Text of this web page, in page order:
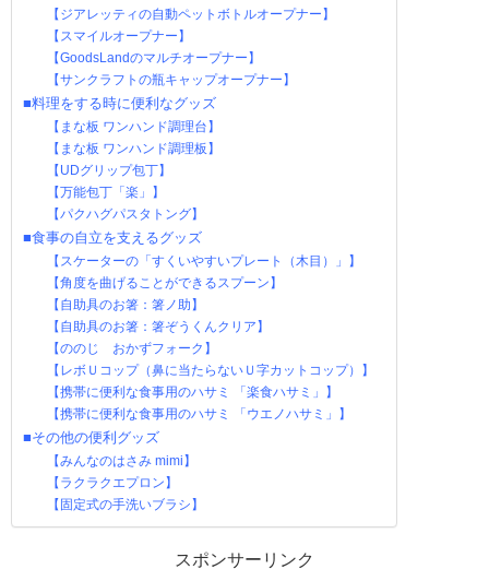
【ジアレッティの自動ペットボトルオープナー】
【スマイルオープナー】
【GoodsLandのマルチオープナー】
【サンクラフトの瓶キャップオープナー】
■料理をする時に便利なグッズ
【まな板 ワンハンド調理台】
【まな板 ワンハンド調理板】
【UDグリップ包丁】
【万能包丁「楽」】
【パクハグパスタトング】
■食事の自立を支えるグッズ
【スケーターの「すくいやすいプレート（木目）」】
【角度を曲げることができるスプーン】
【自助具のお箸：箸ノ助】
【自助具のお箸：箸ぞうくんクリア】
【ののじ おかずフォーク】
【レボＵコップ（鼻に当たらないＵ字カットコップ）】
【携帯に便利な食事用のハサミ 「楽食ハサミ」】
【携帯に便利な食事用のハサミ 「ウエノハサミ」】
■その他の便利グッズ
【みんなのはさみ mimi】
【ラクラクエプロン】
【固定式の手洗いブラシ】
スポンサーリンク